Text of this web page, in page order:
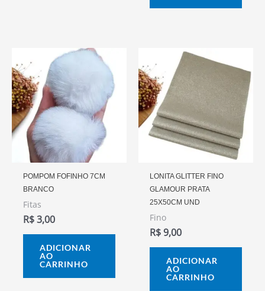
POMPOM FOFINHO 7CM
BRANCO
Fitas
R$3,00
ADICIONAR
AO
CARRINHO
LONITA GLITTER FINO
GLAMOUR PRATA
25X50CM UND
Fino
R$9,00
ADICIONAR
AO
CARRINHO